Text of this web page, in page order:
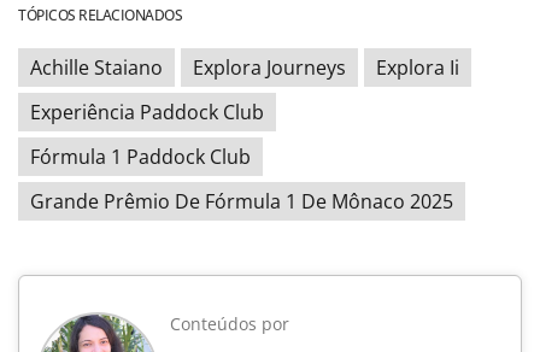
TÓPICOS RELACIONADOS
Achille Staiano Explora Journeys
Explora Ii
Experiência Paddock Club
Fórmula 1 Paddock Club
Grande Prêmio De Fórmula 1 De Mônaco 2025
Conteúdos por